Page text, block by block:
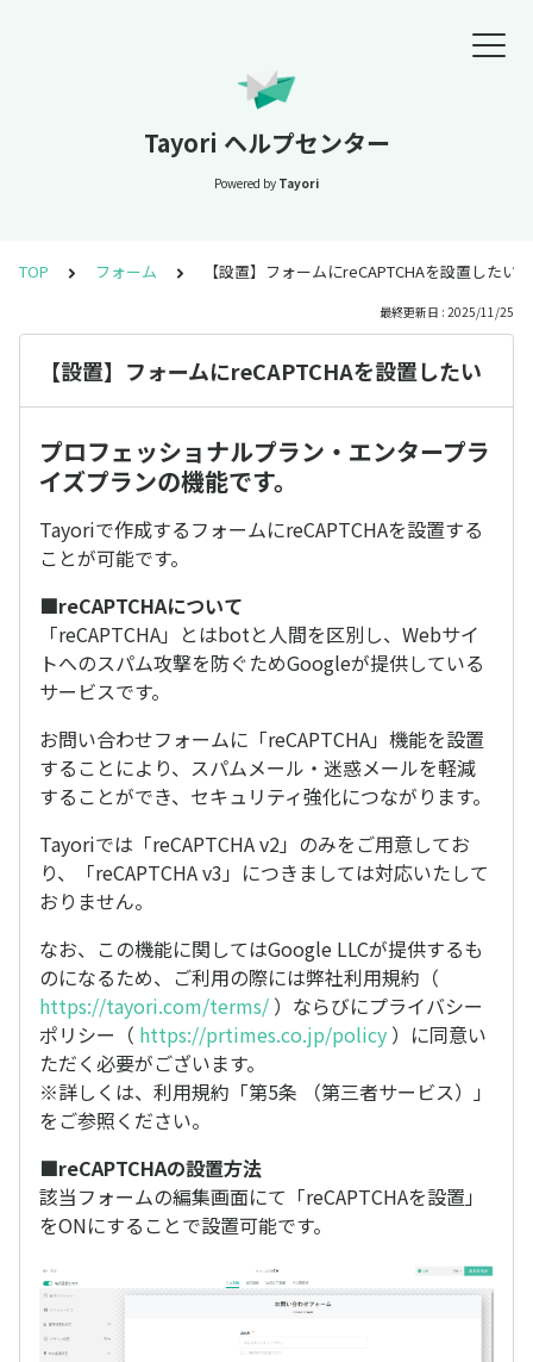
Tayori ヘルプセンター
Powered by Tayori
TOP フォーム 【設置】フォームにreCAPTCHAを設置したい
最終更新日 : 2025/11/25
【設置】フォームにreCAPTCHAを設置したい
プロフェッショナルプラン・エンタープラ
イズプランの機能です。
Tayoriで作成するフォームにreCAPTCHAを設置する
ことが可能です。
■reCAPTCHAについて
「reCAPTCHA」とはbotと人間を区別し、Webサイ
トへのスパム攻撃を防ぐためGoogleが提供している
サービスです。
お問い合わせフォームに「reCAPTCHA」機能を設置
することにより、スパムメール・迷惑メールを軽減
することができ、セキュリティ強化につながります。
Tayoriでは「reCAPTCHA v2」のみをご用意してお
り、「reCAPTCHA v3」につきましては対応いたして
おりません。
なお、この機能に関してはGoogle LLCが提供するも
のになるため、ご利用の際には弊社利用規約（
https://tayori.com/terms/ ）ならびにプライバシー
ポリシー（ https://prtimes.co.jp/policy ）に同意い
ただく必要がございます。
※詳しくは、利用規約「第5条 （第三者サービス）」
をご参照ください。
■reCAPTCHAの設置方法
該当フォームの編集画面にて「reCAPTCHAを設置」
をONにすることで設置可能です。